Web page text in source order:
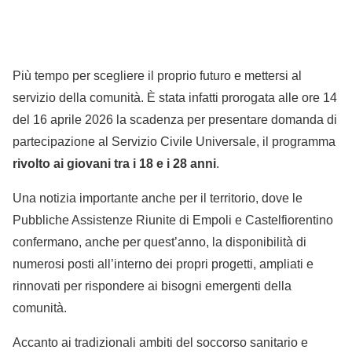
Più tempo per scegliere il proprio futuro e mettersi al
servizio della comunità. È stata infatti prorogata alle ore 14
del 16 aprile 2026 la scadenza per presentare domanda di
partecipazione al Servizio Civile Universale, il programma
rivolto ai giovani tra i 18 e i 28 anni.
Una notizia importante anche per il territorio, dove le
Pubbliche Assistenze Riunite di Empoli e Castelfiorentino
confermano, anche per quest’anno, la disponibilità di
numerosi posti all’interno dei propri progetti, ampliati e
rinnovati per rispondere ai bisogni emergenti della
comunità.
Accanto ai tradizionali ambiti del soccorso sanitario e